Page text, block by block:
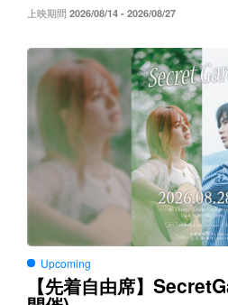
上映期間 2026/08/14 - 2026/08/27
Upcoming
【先着自由席】